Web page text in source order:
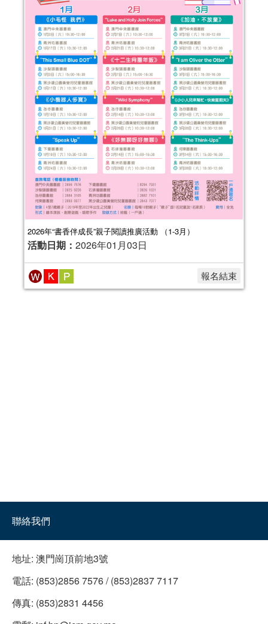
2026年“書香伴成長”親子閱讀推廣活動 （1-3月）
活動日期： 2026年01月03日
報名結束
聯絡我們
地址: 澳門崗頂前地3號
電話: (853)2856 7576 / (853)2837 7117
傳真: (853)2831 4456